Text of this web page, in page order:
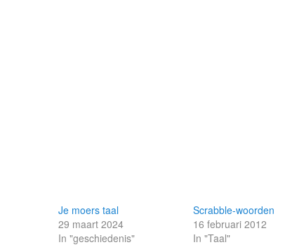
Je moers taal
29 maart 2024
In "geschiedenis"
Scrabble-woorden
16 februari 2012
In "Taal"